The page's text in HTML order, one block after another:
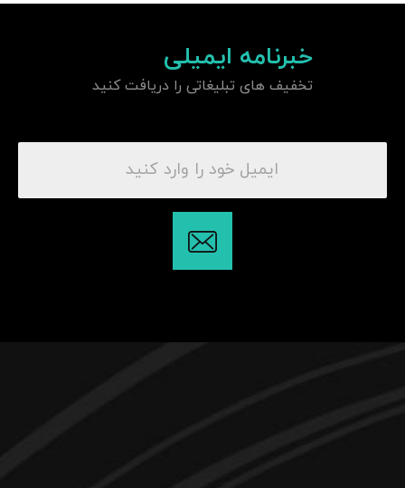
خبرنامه ایمیلی
تخفیف های تبلیغاتی را دریافت کنید